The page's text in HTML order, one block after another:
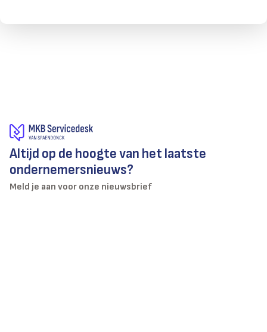
Altijd op de hoogte van het laatste
ondernemersnieuws?
Meld je aan voor onze nieuwsbrief